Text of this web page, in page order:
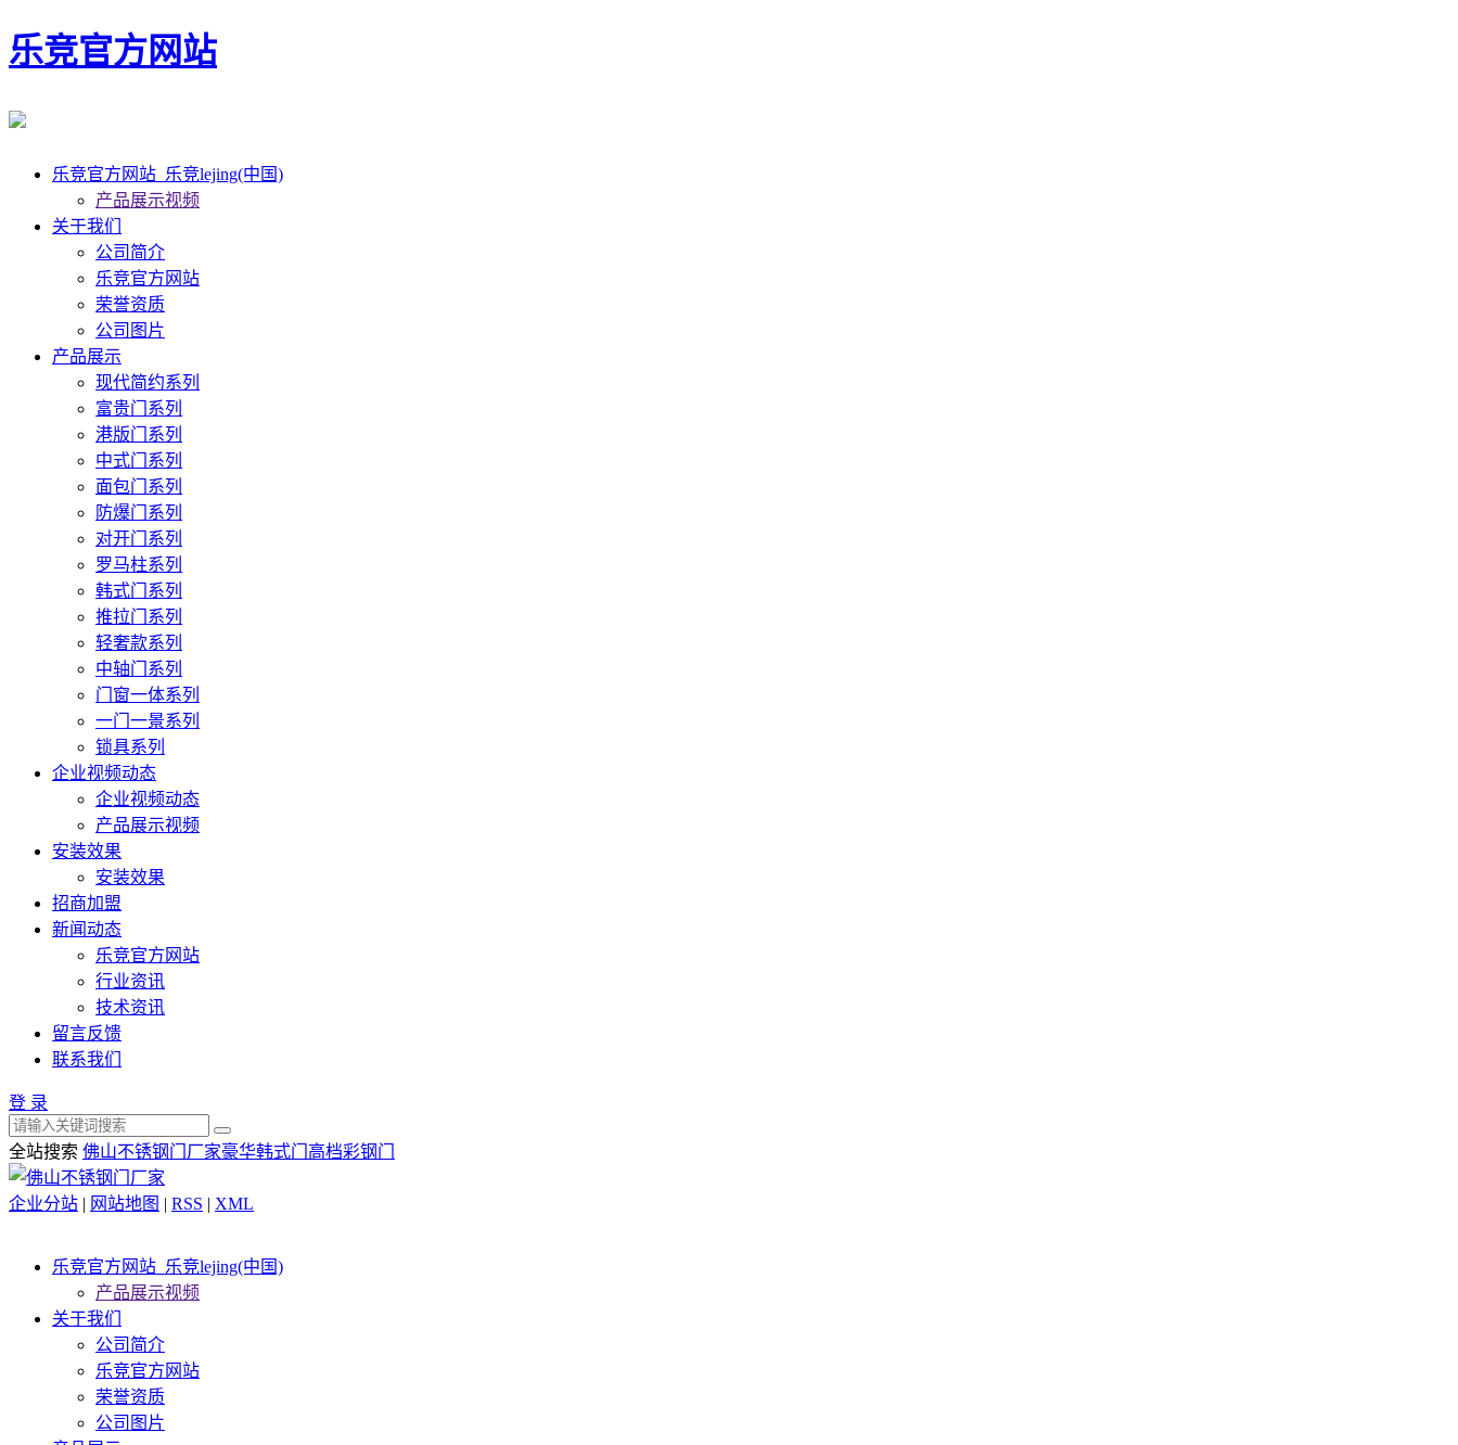
乐竞官方网站
乐竞官方网站_乐竞lejing(中国)
产品展示视频
关于我们
公司简介
乐竞官方网站
荣誉资质
公司图片
产品展示
现代简约系列
富贵门系列
港版门系列
中式门系列
面包门系列
防爆门系列
对开门系列
罗马柱系列
韩式门系列
推拉门系列
轻奢款系列
中轴门系列
门窗一体系列
一门一景系列
锁具系列
企业视频动态
企业视频动态
产品展示视频
安装效果
安装效果
招商加盟
新闻动态
乐竞官方网站
行业资讯
技术资讯
留言反馈
联系我们
登 录
全站搜索 佛山不锈钢门厂家豪华韩式门 高档彩钢门
企业分站 | 网站地图 | RSS | XML
乐竞官方网站_乐竞lejing(中国)
产品展示视频
关于我们
公司简介
乐竞官方网站
荣誉资质
公司图片